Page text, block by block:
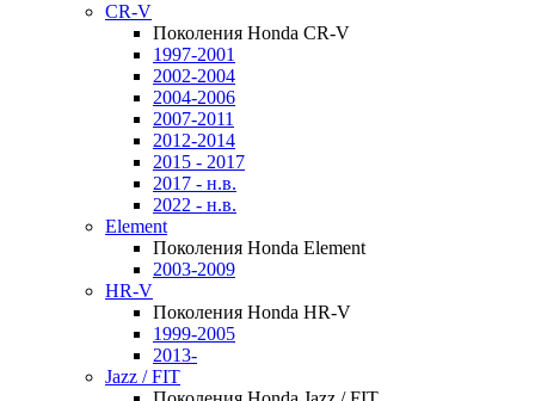
CR-V
Поколения Honda CR-V
1997-2001
2002-2004
2004-2006
2007-2011
2012-2014
2015 - 2017
2017 - н.в.
2022 - н.в.
Element
Поколения Honda Element
2003-2009
HR-V
Поколения Honda HR-V
1999-2005
2013-
Jazz / FIT